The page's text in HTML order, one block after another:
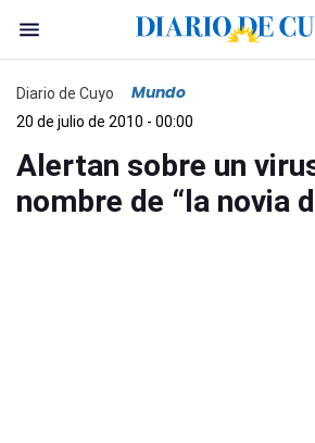
Diario de Cuyo Mundo
20 de julio de 2010 - 00:00
Alertan sobre un
nombre de “la novia